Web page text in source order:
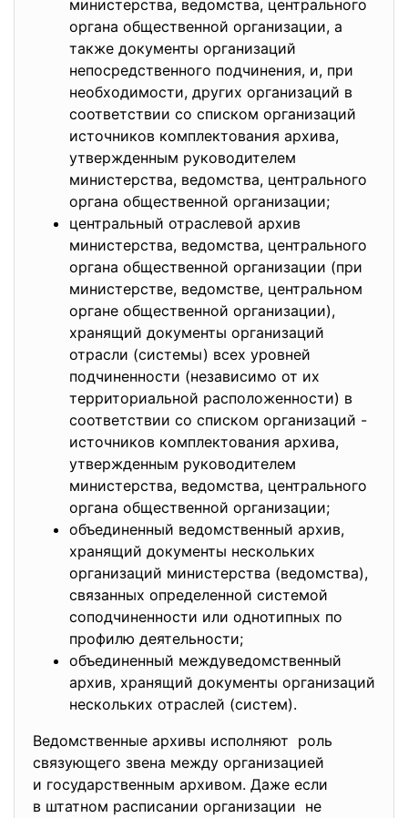
министерства, ведомства, центрального
органа общественной организации, а
также документы организаций
непосредственного подчинения, и, при
необходимости, других организаций в
соответствии со списком организаций
источников комплектования архива,
утвержденным руководителем
министерства, ведомства, центрального
органа общественной организации;
центральный отраслевой архив
министерства, ведомства, центрального
органа общественной организации (при
министерстве, ведомстве, центральном
органе общественной организации),
хранящий документы организаций
отрасли (системы) всех уровней
подчиненности (независимо от их
территориальной расположенности) в
соответствии со списком организаций -
источников комплектования архива,
утвержденным руководителем
министерства, ведомства, центрального
органа общественной организации;
объединенный ведомственный архив,
хранящий документы нескольких
организаций министерства (ведомства),
связанных определенной системой
соподчиненности или однотипных по
профилю деятельности;
объединенный междуведомственный
архив, хранящий документы организаций
нескольких отраслей (систем).
Ведомственные архивы исполняют роль
связующего звена между организацией
и государственным архивом. Даже если
в штатном расписании организации не